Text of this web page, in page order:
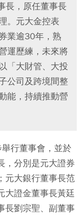
長，原任董事長
。元大金控表
業逾30年，熟
運歷練，未來將
「大財管、大投
公司及跨境間整
能，持續推動營
行董事會，並於
，分別是元大證券
元大銀行董事長范
大證金董事長黃廷
長劉宗聖、副董事